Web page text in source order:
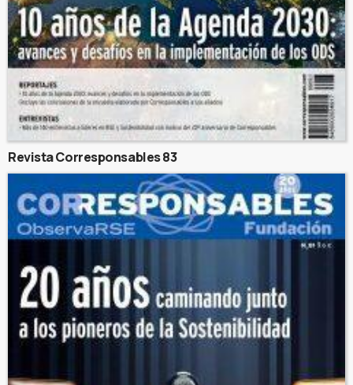
Revista Corresponsables 83